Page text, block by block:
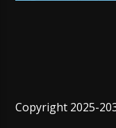
Copyright 2025-